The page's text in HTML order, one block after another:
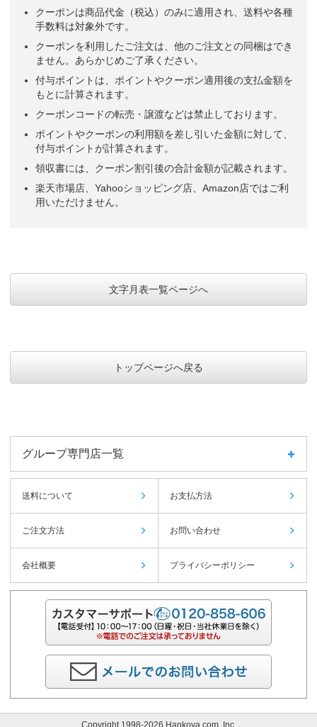
クーポンは商品代金（税込）のみに適用され、送料や各種
手数料は対象外です。
クーポンを利用したご注文は、他のご注文との同梱はでき
ません。あらかじめご了承ください。
付与ポイントは、ポイントやクーポン適用後の支払金額を
もとに計算されます。
クーポンコードの転売・譲渡などは禁止しております。
ポイントやクーポンの利用額を差し引いた金額に対して、
付与ポイントが計算されます。
領収書には、クーポン割引後の合計金額が記載されます。
楽天市場店、Yahooショッピング店、Amazon店ではご利
用いただけません。
文字月表一覧ページへ
トップページへ戻る
グループ専門店一覧
送料について お支払方法
ご注文方法 お問い合わせ
会社概要 プライバシーポリシー